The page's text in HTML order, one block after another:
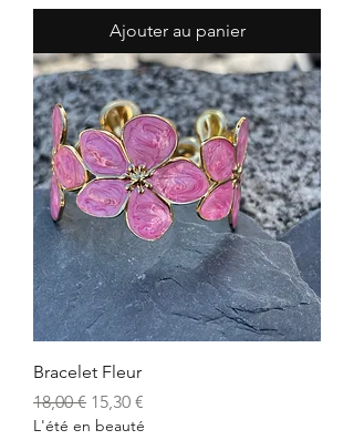
Ajouter au panier
Bracelet Fleur
Prix original
18,00 € Prix promotionnel
15,30 €
L'été en beauté